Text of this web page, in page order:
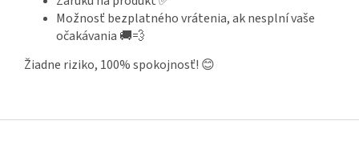
Možnosť bezplatného vrátenia, ak nesplní vaše
očakávania 🚚💨
Žiadne riziko, 100% spokojnosť! 😊